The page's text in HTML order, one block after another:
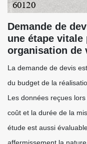
Demande de
une étape
organisation de
La demande de devis
du budget de la
Les données reçues
coût et la durée de la
étude est aussi